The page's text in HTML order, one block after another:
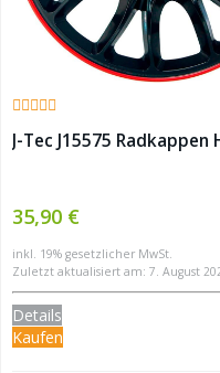
J-Tec J15575 Radkappen
35,90 €
inkl. 19% gesetzlicher MwSt.
Zuletzt aktualisiert am: 7. August
Details
Kaufen